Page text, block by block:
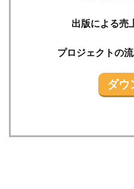
出版による売
プロジェクトの
ダウ